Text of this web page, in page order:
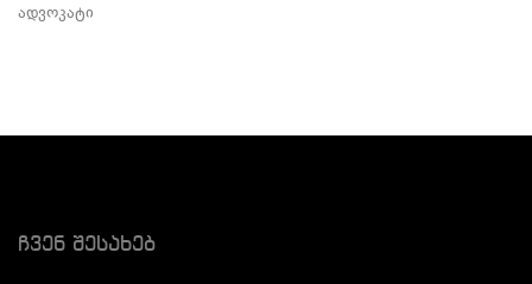
ადვოკატი
Ჩვენ Შესახებ